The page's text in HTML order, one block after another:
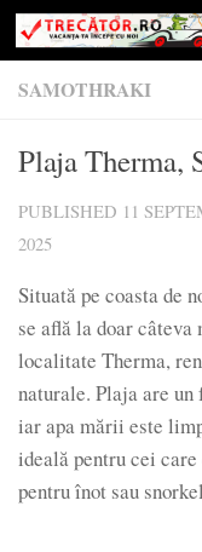
Skip to content
SAMOTHRAKI
Plaja Therma,
PUBLISHED 11
2025
Situată pe coasta de
se află la doar
localitate Therma,
naturale. Plaja are
iar apa mării este
ideală pentru cei
pentru înot sau